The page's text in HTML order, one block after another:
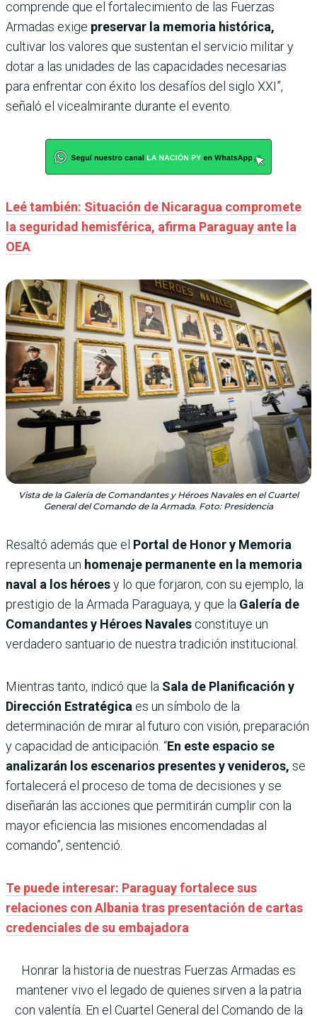
comprende que el fortalecimiento de las Fuerzas
Armadas exige preservar la memoria histórica,
cultivar los valores que sustentan el servicio militar y
dotar a las unidades de las capacidades necesarias
para enfrentar con éxito los desafíos del siglo XXI”,
señaló el vicealmirante durante el evento.
Leé también: Situación de Nicaragua compromete
la seguridad hemisférica, afirma Paraguay ante la
OEA
Vista de la Galería de Comandantes y Héroes Navales en el Cuartel
General del Comando de la Armada. Foto: Presidencia
Resaltó además que el Portal de Honor y Memoria
representa un homenaje permanente en la memoria
naval a los héroesy lo que forjaron, con su ejemplo, la
prestigio de la Armada Paraguaya, y que la Galería de
Comandantes y Héroes Navales constituye un
verdadero santuario de nuestra tradición institucional.
Mientras tanto, indicó que la Sala de Planificación y
Dirección Estratégica es un símbolo de la
determinación de mirar al futuro con visión, preparación
y capacidad de anticipación. “En este espacio se
analizarán los escenarios presentes y venideros, se
fortalecerá el proceso de toma de decisiones y se
diseñarán las acciones que permitirán cumplir con la
mayor eficiencia las misiones encomendadas al
comando”, sentenció.
Te puede interesar: Paraguay fortalece sus
relaciones con Albania tras presentación de cartas
credenciales de su embajadora
Honrar la historia de nuestras Fuerzas Armadas es
mantener vivo el legado de quienes sirven a la patria
con valentía. En el Cuartel General del Comando de la